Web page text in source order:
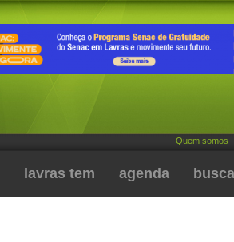
Quem somos
lavras tem agenda busca